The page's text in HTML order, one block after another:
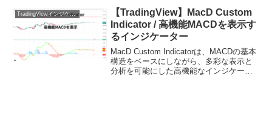
長期の指数移動平均線の差を利用す...
TradingViewインジケーターおすすめ一覧
【TradingView】MacD Custom
Indicator / 高機能MACDを表示す
るインジケーター
MacD Custom Indicatorは、MACDの基本
構造をベースにしながら、多彩な表示と
分析を可能にした高機能なインジケータ